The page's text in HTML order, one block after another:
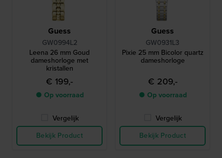
Guess
GW0994L2
Leena 26 mm Goud
dameshorloge met
kristallen
€ 199,-
● Op voorraad
Vergelijk
Bekijk Product
Guess
GW0931L3
Pixie 25 mm Bicolor quartz
dameshorloge
€ 209,-
● Op voorraad
Vergelijk
Bekijk Product